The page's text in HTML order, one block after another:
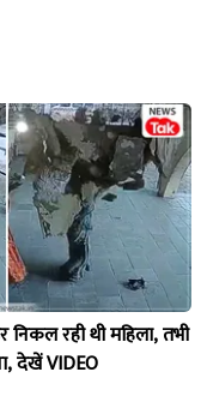
रही थी महिला, तभी
देखें VIDEO